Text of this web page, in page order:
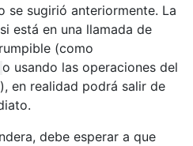
se sugirió anteriormente. La
está en una llamada de
(como
o usando las operaciones del
en realidad podrá salir de
debe esperar a que